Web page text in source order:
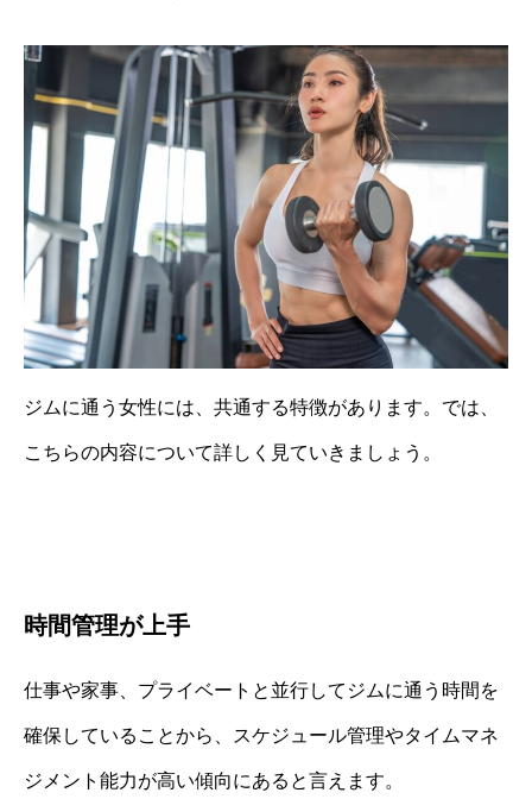
ジムに通う女性には、共通する特徴があります。では、
こちらの内容について詳しく見ていきましょう。
時間管理が上手
仕事や家事、プライベートと並行してジムに通う時間を
確保していることから、スケジュール管理やタイムマネ
ジメント能力が高い傾向にあると言えます。